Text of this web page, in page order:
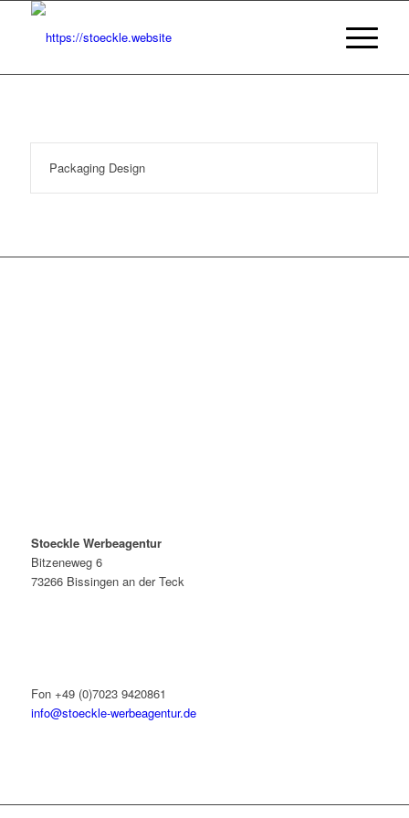
Packaging Design
Stoeckle Werbeagentur
Bitzeneweg 6
73266 Bissingen an der Teck
Fon +49 (0)7023 9420861
info@stoeckle-werbeagentur.de